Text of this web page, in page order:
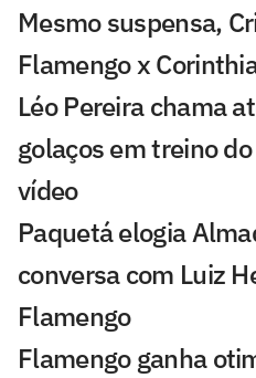
Mesmo suspensa,
Flamengo x
Léo Pereira chama
golaços em treino
vídeo
Paquetá elogia
conversa com Luiz
Flamengo
Flamengo ganha